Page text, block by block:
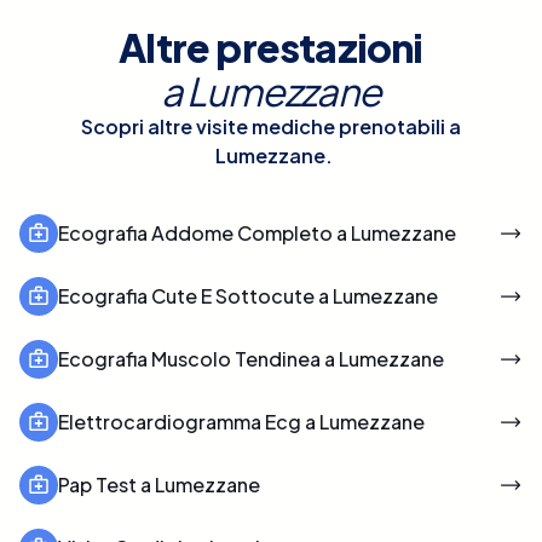
Altre prestazioni
aLumezzane
Scopri altre visite mediche prenotabili a
Lumezzane.
Ecografia Addome Completo a Lumezzane
Ecografia Cute E Sottocute a Lumezzane
Ecografia Muscolo Tendinea a Lumezzane
Elettrocardiogramma Ecg a Lumezzane
Pap Test a Lumezzane